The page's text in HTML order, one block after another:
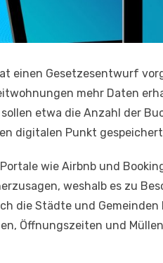
einen Gesetzesentwurf
mehr Daten
etwa die Anzahl der
digitalen Punkt
wie Airbnb und
weshalb es zu
die Städte und
Öffnungszeiten und